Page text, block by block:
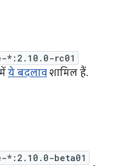
rc01
ये बदलाव शामिल हैं.
beta01